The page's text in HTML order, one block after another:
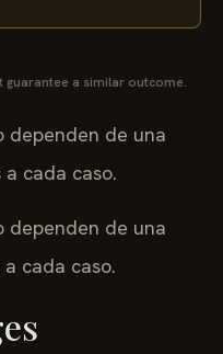
a similar outcome.
dependen de una
cada caso.
dependen de una
cada caso.